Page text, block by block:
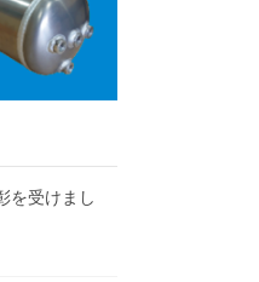
を受けまし